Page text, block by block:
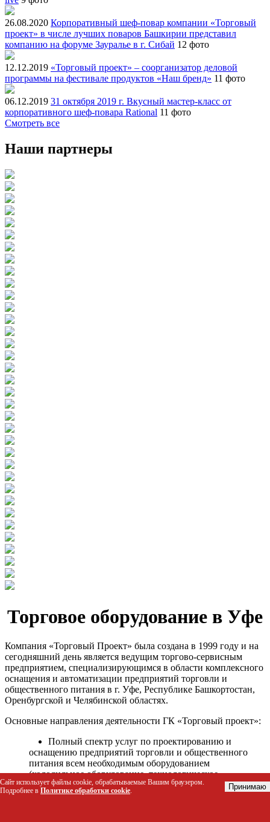
26.08.2020 Корпоративный шеф-повар компании «Торговый
проект» в числе лучших поваров Башкирии представил
компанию на форуме Зауралье в г. Сибай 12 фото
12.12.2019 «Торговый проект» – соорганизатор деловой
программы на фестивале продуктов «Наш бренд» 11 фото
06.12.2019 31 октября 2019 г. Вкусный мастер-класс от
корпоративного шеф-повара Rational 11 фото
Смотреть все
Наши партнеры
Торговое оборудование в Уфе
Компания «Торговый Проект» была создана в 1999 году и на
сегодняшний день является ведущим торгово-сервисным
предприятием, специализирующимся в области комплексного
оснащения и автоматизации предприятий торговли и
общественного питания в г. Уфе, Республике Башкортостан,
Оренбургской и Челябинской областях.
Основные направления деятельности ГК «Торговый проект»:
Полный спектр услуг по проектированию и
оснащению предприятий торговли и общественного
питания всем необходимым оборудованием
(холодильное оборудование, технологическое
оборудование, стеллажное оборудование и т.д.);
Автоматизация торговых процессов и внедрения
Сайт использует файлы cookie, обрабатываемые Вашим браузером.
Подробнее в Политике обработки cookie. Принимаю